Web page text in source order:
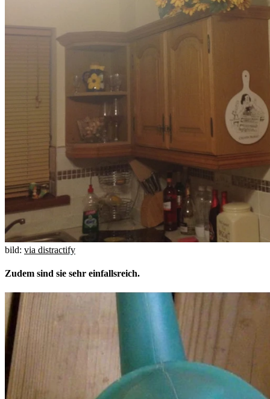
bild: via distractify
Zudem sind sie sehr einfallsreich.